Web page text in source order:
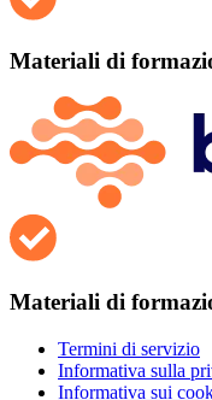
Materiali di
Materiali di
Termini di servizio
Informativa sulla
Informativa sui